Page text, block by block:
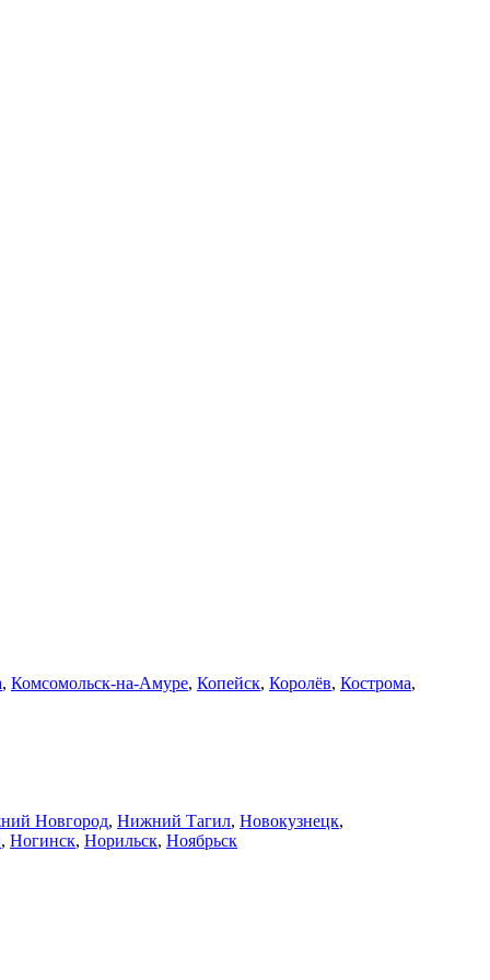
, Комсомольск-на-Амуре, Копейск, Королёв, Кострома,
Новгород, Нижний Тагил, Новокузнецк,
, Ногинск, Норильск, Ноябрьск